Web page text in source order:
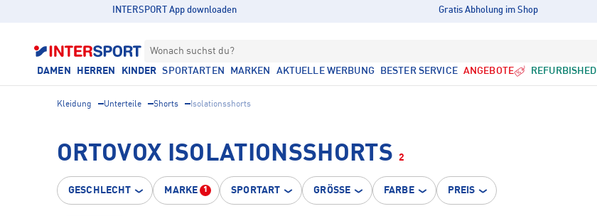
INTERSPORT App downloaden Gratis Abholung im Shop
Wonach suchst du?
DAMEN HERREN KINDER SPORTARTEN MARKEN AKTUELLE WERBUNG BESTER SERVICE ANGEBOTE REFURBISHED
Kleidung Unterteile Shorts Isolationsshorts
ORTOVOX ISOLATIONSSHORTS 2
GESCHLECHT MARKE 1 SPORTART GRÖSSE FARBE PREIS